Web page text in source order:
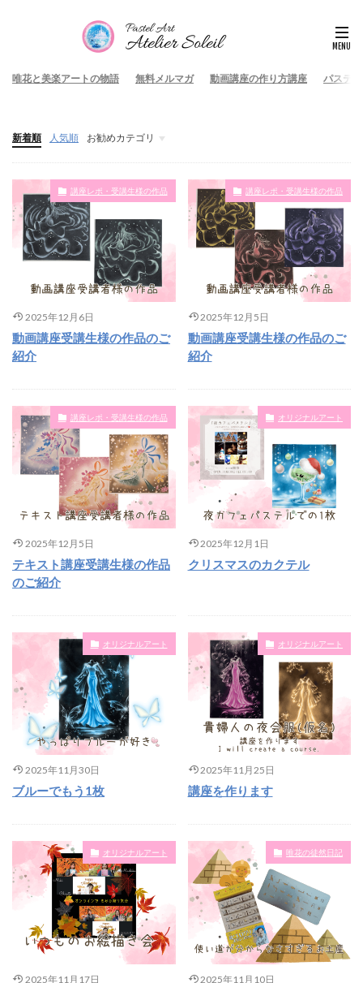
唯花と美楽アートの物語 無料メルマガ 動画講座の作り方講座 パステ
新着順 人気順
お勧めカテゴリ
アートと人生を変えるコラム
講座レポ・受講生様の作品
2025年12月6日
動画講座受講生様の作品のご
紹介
講座レポ・受講生様の作品
2025年12月5日
動画講座受講生様の作品のご
紹介
講座レポ・受講生様の作品
2025年12月5日
テキスト講座受講生様の作品
のご紹介
オリジナルアート
2025年12月1日
クリスマスのカクテル
オリジナルアート
2025年11月30日
ブルーでもう1枚
オリジナルアート
2025年11月25日
講座を作ります
オリジナルアート
2025年11月17日
唯花の徒然日記
2025年11月10日